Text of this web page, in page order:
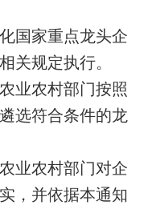
家重点龙头企
关规定执行。
业农村部门按照
选符合条件的龙
业农村部门对企
，并依据本通知